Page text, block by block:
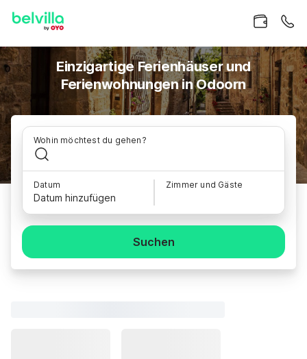
Einzigartige Ferienhäuser und
Ferienwohnungen in Odoorn
Wohin möchtest du gehen?
Datum
Datum hinzufügen
Zimmer und Gäste
Suchen